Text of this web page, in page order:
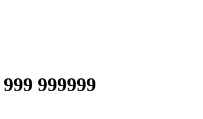
999999